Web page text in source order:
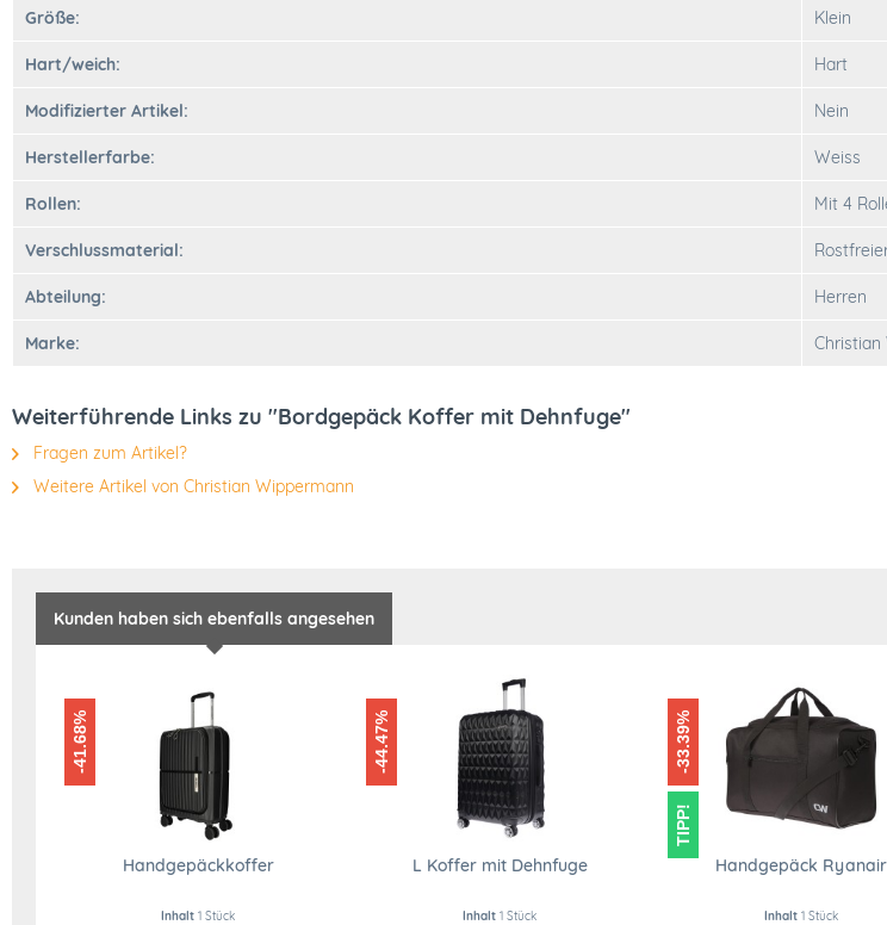
Größe: Klein
Hart/weich: Hart
Modifizierter Artikel: Nein
Herstellerfarbe: Weiss
Rollen: Mit 4
Verschlussmaterial:
Abteilung: Herren
Marke: Christian
Weiterführende Links zu "Bordgepäck Koffer mit Dehnfuge"
Fragen zum Artikel?
Weitere Artikel von Christian Wippermann
Kunden haben sich ebenfalls angesehen
-41.68%
Handgepäckkoffer
Inhalt1 Stück
-44.47%
L Koffer mit Dehnfuge
Inhalt1 Stück
-33.39%
TIPP!
Handgepäck Ryanair
Inhalt 1 Stück